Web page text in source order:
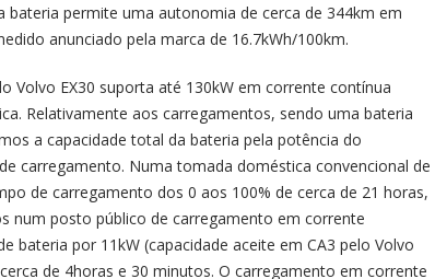
bateria permite uma autonomia de cerca de 344km em
anunciado pela marca de 16.7kWh/100km.
EX30 suporta até 130kW em corrente contínua
Relativamente aos carregamentos, sendo uma bateria
a capacidade total da bateria pela potência do
carregamento. Numa tomada doméstica convencional de
de carregamento dos 0 aos 100% de cerca de 21 horas,
num posto público de carregamento em corrente
bateria por 11kW (capacidade aceite em CA3 pelo Volvo
de 4horas e 30 minutos. O carregamento em corrente